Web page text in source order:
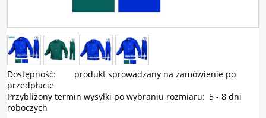
Dostępność:
produkt sprowadzany na zamówienie po
przedpłacie
Przybliżony termin wysyłki po wybraniu rozmiaru: 5 - 8 dni
roboczych